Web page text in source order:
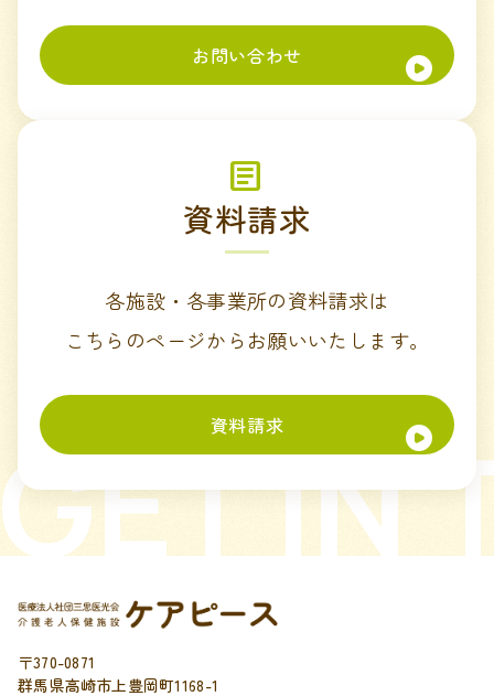
お問い合わせ
資料請求
各施設・各事業所の資料請求は
こちらのページからお願いいたします。
資料請求 IN
〒370-0871
群馬県高崎市上豊岡町1168-1